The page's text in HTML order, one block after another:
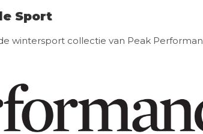
Sport
wintersport collectie van Peak